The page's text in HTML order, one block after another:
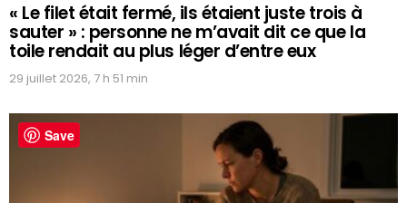
« Le filet était fermé, ils étaient juste trois à
sauter » : personne ne m’avait dit ce que la
toile rendait au plus léger d’entre eux
29 juillet 2026, 7 h 51 min
Save